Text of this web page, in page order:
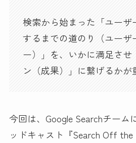
検索から始まった「ユーザ
するまでの道のり（ユーザ
ー）」を、いかに満足させ
ン（成果）」に繋げるかが
今回は、Google Searchチーム
ッドキャスト『Search Off